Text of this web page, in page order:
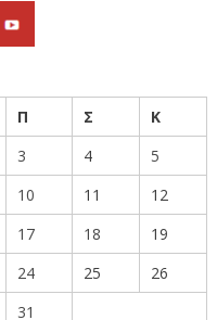
Π Σ
Κ
3 4
5
10 11
12
17 18
19
24 25
26
31